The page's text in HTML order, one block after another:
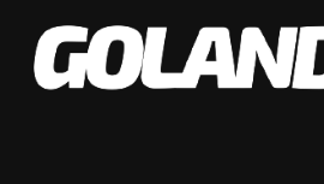
✍️ El delantero
renovó su contrato